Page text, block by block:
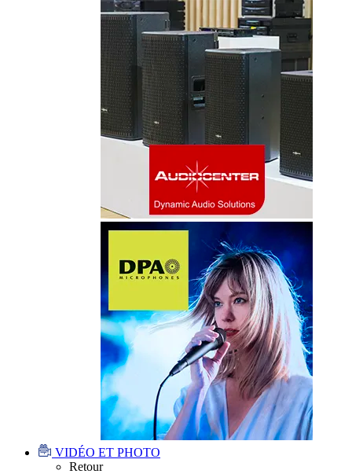
VIDÉO ET PHOTO
Retour